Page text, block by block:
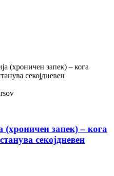
запек) – кога
секојдневен